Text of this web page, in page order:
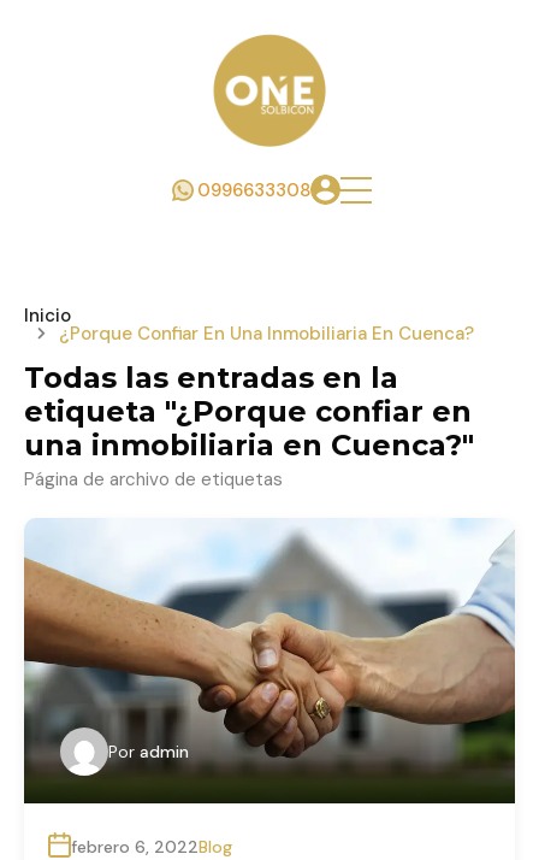
0996633308
Inicio
¿Porque Confiar En Una Inmobiliaria En Cuenca?
Todas las entradas en la
etiqueta "¿Porque confiar en
una inmobiliaria en Cuenca?"
Página de archivo de etiquetas
Por admin
febrero 6, 2022Blog